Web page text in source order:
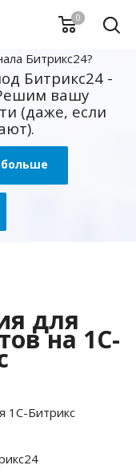
0
Битрикс24?
Битрикс24 -
вашу
(даже, если
для
на 1С-
1С-Битрикс